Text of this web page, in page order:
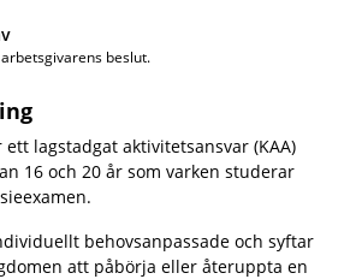
beslut.
lagstadgat aktivitetsansvar (KAA)
16 och 20 år som varken studerar
behovsanpassade och syftar
att påbörja eller återuppta en